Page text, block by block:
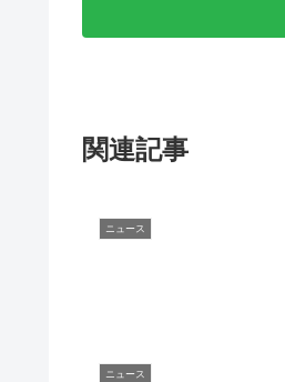
関連記事
ニュース
ニュース